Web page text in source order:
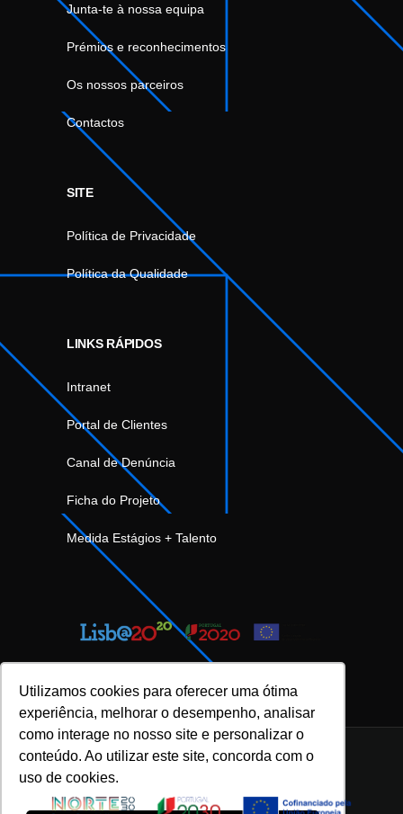
Utilizamos cookies para oferecer uma ótima
experiência, melhorar o desempenho, analisar
como interage no nosso site e personalizar o
conteúdo. Ao utilizar este site, concorda com o
uso de cookies.
Junta-te à nossa equipa
Prémios e reconhecimentos
Os nossos parceiros
Contactos
SITE
Política de Privacidade
Política da Qualidade
LINKS RÁPIDOS
Intranet
Portal de Clientes
Canal de Denúncia
Ficha do Projeto
Medida Estágios + Talento
INOVFLOW Business Solutions © 2023 |